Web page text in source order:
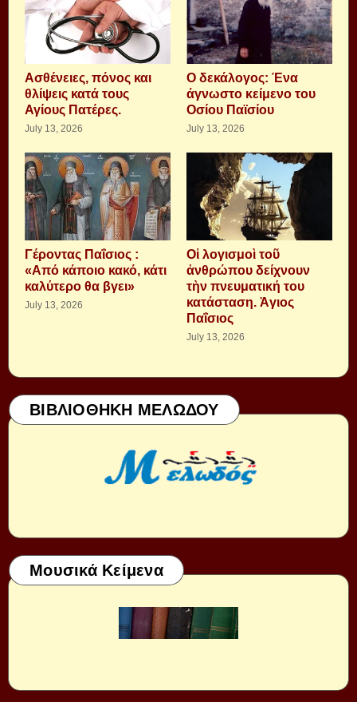
Aσθένειες, πόνος και
θλίψεις κατά τους
Αγίους Πατέρες.
July 13, 2026
Ο δεκάλογος: Ένα
άγνωστο κείμενο του
Οσίου Παϊσίου
July 13, 2026
Γέροντας Παΐσιος :
«Από κάποιο κακό, κάτι
καλύτερο θα βγει»
July 13, 2026
Οἱ λογισμοὶ τοῦ
ἀνθρώπου δείχνουν
τὴν πνευματική του
κατάσταση. Ἁγιος
Παΐσιος
July 13, 2026
ΒΙΒΛΙΟΘΗΚΗ ΜΕΛΩΔΟΥ
Μουσικά Κείμενα